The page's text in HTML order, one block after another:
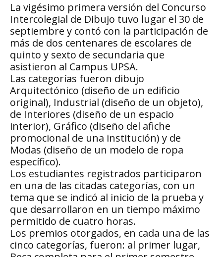
La vigésimo primera versión del Concurso
Intercolegial de Dibujo tuvo lugar el 30 de
septiembre y contó con la participación de
más de dos centenares de escolares de
quinto y sexto de secundaria que
asistieron al Campus UPSA.
Las categorías fueron dibujo
Arquitectónico (diseño de un edificio
original), Industrial (diseño de un objeto),
de Interiores (diseño de un espacio
interior), Gráfico (diseño del afiche
promocional de una institución) y de
Modas (diseño de un modelo de ropa
específico).
Los estudiantes registrados participaron
en una de las citadas categorías, con un
tema que se indicó al inicio de la prueba y
que desarrollaron en un tiempo máximo
permitido de cuatro horas.
Los premios otorgados, en cada una de las
cinco categorías, fueron: al primer lugar,